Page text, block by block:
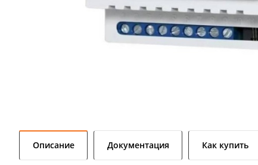
Описание Документация Как купить